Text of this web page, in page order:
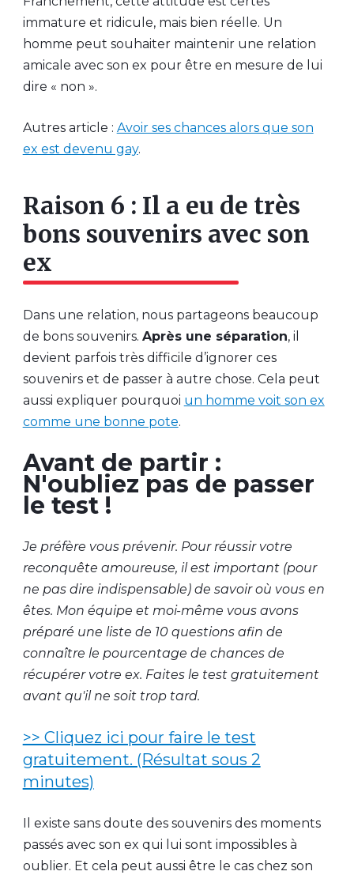
immature et ridicule, mais bien réelle. Un
homme peut souhaiter maintenir une relation
amicale avec son ex pour être en mesure de lui
dire « non ».
Autres article : Avoir ses chances alors que son
ex est devenu gay.
Raison 6 : Il a eu de très
bons souvenirs avec son
ex
Dans une relation, nous partageons beaucoup
de bons souvenirs. Après une séparation, il
devient parfois très difficile d’ignorer ces
souvenirs et de passer à autre chose. Cela peut
aussi expliquer pourquoi un homme voit son ex
comme une bonne pote.
Avant de partir :
N'oubliez pas de passer
le test !
Je préfère vous prévenir. Pour réussir votre
reconquête amoureuse, il est important (pour
ne pas dire indispensable) de savoir où vous en
êtes. Mon équipe et moi-même vous avons
préparé une liste de 10 questions afin de
connaître le pourcentage de chances de
récupérer votre ex. Faites le test gratuitement
avant qu'il ne soit trop tard.
>> Cliquez ici pour faire le test
gratuitement. (Résultat sous 2
minutes)
Il existe sans doute des souvenirs des moments
passés avec son ex qui lui sont impossibles à
oublier. Et cela peut aussi être le cas chez son